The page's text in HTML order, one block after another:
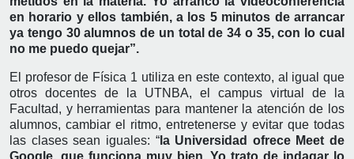
en horario y ellos también, a los 5 minutos de arrancar
ya tengo 30 alumnos de un total de 34 o 35, con lo cual
no me puedo quejar”.
El profesor de Física 1 utiliza en este contexto, al igual que
otros docentes de la UTNBA, el campus virtual de la
Facultad, y herramientas para mantener la atención de los
alumnos, cambiar el ritmo, entretenerse y evitar que todas
las clases sean iguales: “la Universidad ofrece Meet de